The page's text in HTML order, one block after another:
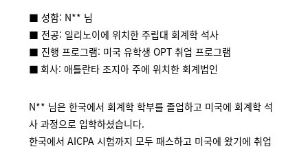
■ 성함: N** 님
■ 전공: 일리노이에 위치한 주립대 회계학 석사
■ 진행 프로그램: 미국 유학생 OPT 취업 프로그램
■ 회사: 애틀란타 조지아 주에 위치한 회계법인
N** 님은 한국에서 회계학 학부를 졸업하고 미국에 회계학 석
사 과정으로 입학하셨습니다.
한국에서 AICPA 시험까지 모두 패스하고 미국에 왔기에 취업